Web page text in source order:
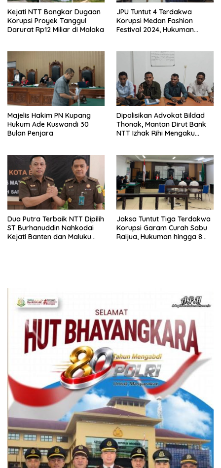
Kejati NTT Bongkar Dugaan
Korupsi Proyek Tanggul
Darurat Rp12 Miliar di Malaka
JPU Tuntut 4 Terdakwa
Korupsi Medan Fashion
Festival 2024, Hukuman
Majelis Hakim PN Kupang
Hukum Ade Kuswandi 30
Bulan Penjara
Dipolisikan Advokat Bildad
Thonak, Mantan Dirut Bank
NTT Izhak Rihi Mengaku
Dua Putra Terbaik NTT Dipilih
ST Burhanuddin Nahkodai
Kejati Banten dan Maluku
Jaksa Tuntut Tiga Terdakwa
Korupsi Garam Curah Sabu
Raijua, Hukuman hingga 8